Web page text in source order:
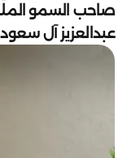
صاحب السمو
عبدالعزيز آل سعود